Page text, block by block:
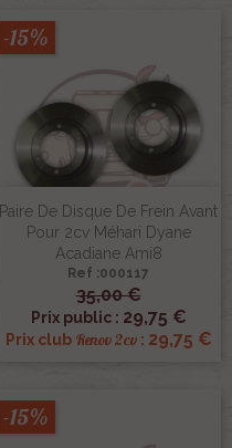
Paire De Disque De Frein Avant
Pour 2cv Méhari Dyane
Acadiane Ami8
Ref :000117
35,00 €
Prix public : 29,75 €
Prix club Renov 2cv: 29,75 €
-15%
-15%